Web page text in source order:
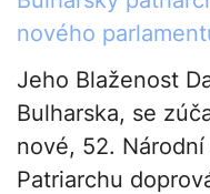
nového
Jeho Blaženost
Bulharska, se
nové, 52.
Patriarchu